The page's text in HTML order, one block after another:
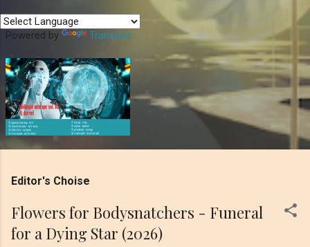
Powered by Translate
Editor's Choise
Flowers for Bodysnatchers - Funeral
for a Dying Star (2026)